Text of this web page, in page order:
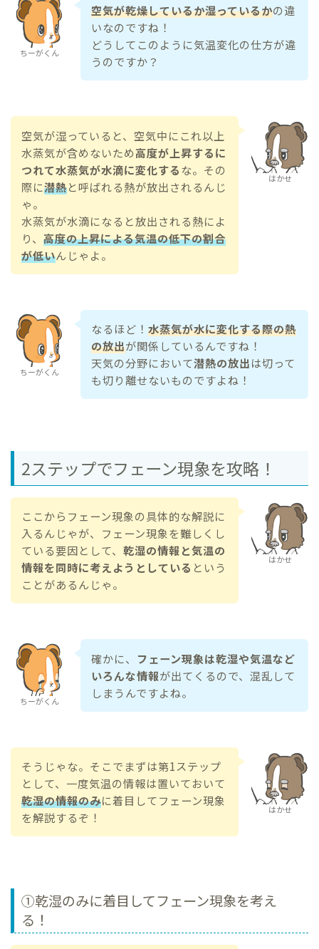
ちーがくん
空気が乾燥しているか湿っているかの違
いなのですね！
どうしてこのように気温変化の仕方が違
うのですか？
はかせ
空気が湿っていると、空気中にこれ以上
水蒸気が含めないため高度が上昇するに
つれて水蒸気が水滴に変化する な。その
際に潜熱と呼ばれる熱が放出されるんじ
ゃ。
水蒸気が水滴になると放出される熱によ
り、 高度の上昇による気温の低下の割合
が低いんじゃよ。
ちーがくん
なるほど！ 水蒸気が水に変化する際の熱
の放出が関係しているんですね！
天気の分野において潜熱の放出は切って
も切り離せないものですよね！
2ステップでフェーン現象を攻略！
はかせ
ここからフェーン現象の具体的な解説に
入るんじゃが、フェーン現象を難しくし
ている要因として、 乾湿の情報と気温の
情報を同時に考えようとしている という
ことがあるんじゃ。
ちーがくん
確かに、
フェーン現象は乾湿や気温など
いろんな情報が出てくるので、混乱して
しまうんですよね。
はかせ
そうじゃな。そこでまずは第1ステップ
として、一度気温の情報は置いておいて
乾湿の情報のみに着目してフェーン現象
を解説するぞ！
①乾湿のみに着目してフェーン現象を考え
る！